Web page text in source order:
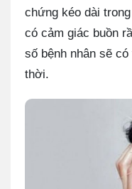
chứng kéo dài
có cảm giác buồn
số bệnh nhân sẽ
thời.